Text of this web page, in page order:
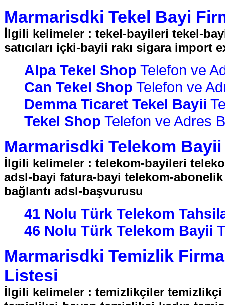
Marmarisdki Tekel Bayi
İlgili kelimeler : tekel-bayileri tekel-
satıcıları içki-bayii rakı sigara
Alpa Tekel Shop Telefon ve
Can Tekel Shop Telefon ve
Demma Ticaret Tekel Bayii
Tekel Shop Telefon ve Adres
Marmarisdki Telekom
İlgili kelimeler : telekom-bayileri
adsl-bayi fatura-bayi telekom-
bağlantı adsl-başvurusu
41 Nolu Türk Telekom
46 Nolu Türk Telekom Bayii
Marmarisdki Temizlik
Listesi
İlgili kelimeler : temizlikçiler